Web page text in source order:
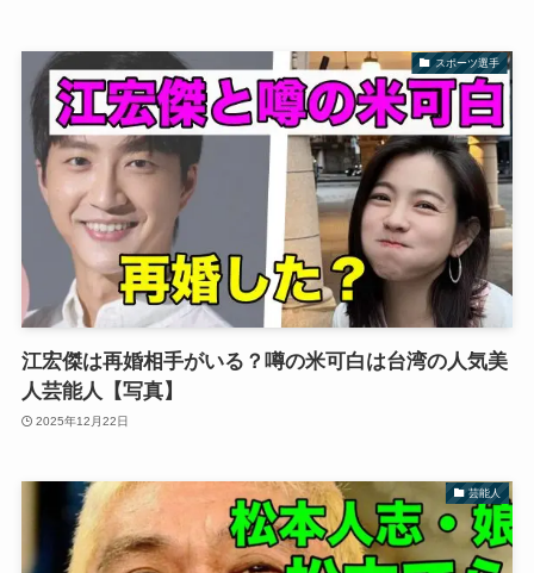
スポーツ選手
江宏傑は再婚相手がいる？噂の米可白は台湾の人気美
人芸能人【写真】
2025年12月22日
芸能人